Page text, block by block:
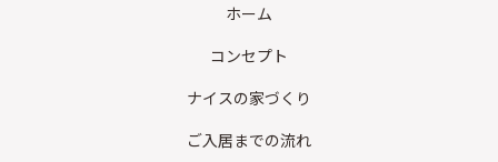
ホーム
コンセプト
ナイスの家づくり
ご入居までの流れ